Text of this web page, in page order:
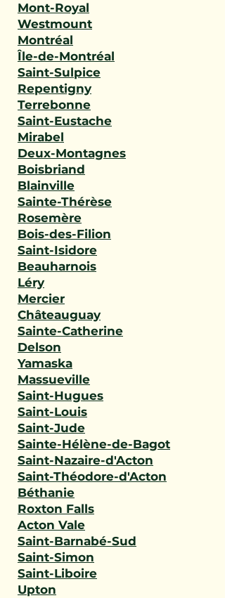
Mont-Royal
Westmount
Montréal
Île-de-Montréal
Saint-Sulpice
Repentigny
Terrebonne
Saint-Eustache
Mirabel
Deux-Montagnes
Boisbriand
Blainville
Sainte-Thérèse
Rosemère
Bois-des-Filion
Saint-Isidore
Beauharnois
Léry
Mercier
Châteauguay
Sainte-Catherine
Delson
Yamaska
Massueville
Saint-Hugues
Saint-Louis
Saint-Jude
Sainte-Hélène-de-Bagot
Saint-Nazaire-d'Acton
Saint-Théodore-d'Acton
Béthanie
Roxton Falls
Acton Vale
Saint-Barnabé-Sud
Saint-Simon
Saint-Liboire
Upton